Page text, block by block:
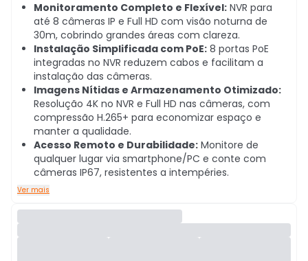
Monitoramento Completo e Flexível: NVR para
até 8 câmeras IP e Full HD com visão noturna de
30m, cobrindo grandes áreas com clareza.
Instalação Simplificada com PoE: 8 portas PoE
integradas no NVR reduzem cabos e facilitam a
instalação das câmeras.
Imagens Nítidas e Armazenamento Otimizado:
Resolução 4K no NVR e Full HD nas câmeras, com
compressão H.265+ para economizar espaço e
manter a qualidade.
Acesso Remoto e Durabilidade: Monitore de
qualquer lugar via smartphone/PC e conte com
câmeras IP67, resistentes a intempéries.
Ver mais